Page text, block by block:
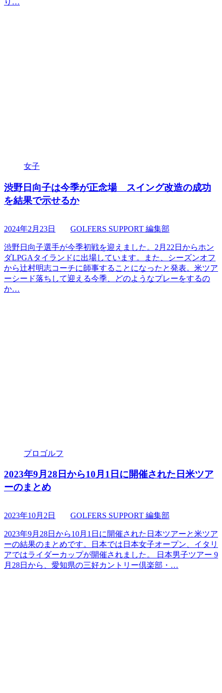
り…
女子
渋野日向子は今季が正念場 スイング改造の成功
を結果で示せるか
2024年2月23日 GOLFERS SUPPORT 編集部
渋野日向子選手が今季初戦を迎えました。2月22日からホン
ダLPGAタイランドに出場しています。また、シーズンオフ
から辻村明志コーチに師事することになったと発表。米ツア
ーシード落ちして迎える今季、どのようなプレーをするの
か…
プロゴルフ
2023年9月28日から10月1日に開催された日米ツア
ーのまとめ
2023年10月2日 GOLFERS SUPPORT 編集部
2023年9月28日から10月1日に開催された日本ツアーと米ツア
ーの結果のまとめです。日本では日本女子オープン、イタリ
アではライダーカップが開催されました。 日本男子ツアー 9
月28日から、愛知県の三好カントリー倶楽部・…